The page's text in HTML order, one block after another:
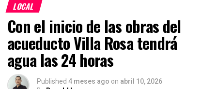
LOCAL
Con el inicio de las obras del
acueducto Villa Rosa tendrá
agua las 24 horas
Published 4 meses ago on abril 10, 2026